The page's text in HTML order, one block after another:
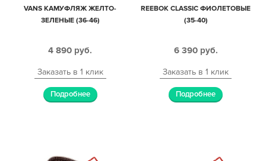
VANS КАМУФЛЯЖ ЖЕЛТО-
ЗЕЛЕНЫЕ (36-46)
4 890 руб.
Заказать в 1 клик
Подробнее
REEBOK CLASSIC ФИОЛЕТОВЫЕ
(35-40)
6 390 руб.
Заказать в 1 клик
Подробнее